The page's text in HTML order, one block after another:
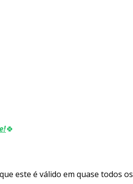
🍀
este é válido em quase todos os